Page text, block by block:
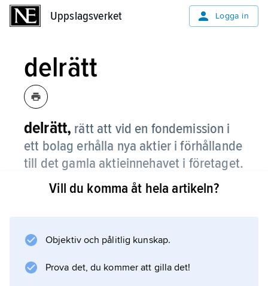
Uppslagsverket Logga in
delrätt
delrätt, rätt att vid en fondemission i
ett bolag erhålla nya aktier i förhållande
till det gamla aktieinnehavet i företaget.
Information om artikeln
Vill du komma åt hela artikeln?
Objektiv och pålitlig kunskap.
Prova det, du kommer att gilla det!